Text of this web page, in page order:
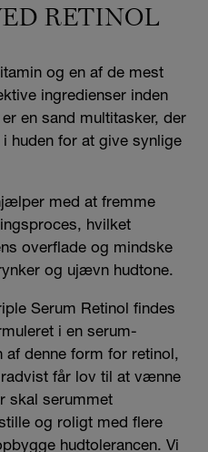
RETINOL
og en af de mest
ingredienser inden
en sand multitasker, der
huden for at give synlige
med at fremme
hvilket
overflade og mindske
og ujævn hudtone.
Serum Retinol findes
i en serum-
af denne form for retinol,
får lov til at vænne
skal serummet
og roligt med flere
hudtolerancen. Vi